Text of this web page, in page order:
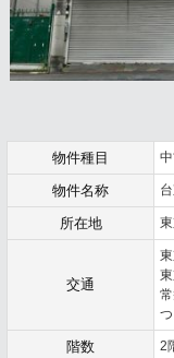
物件種目
物件名称
所在地
交通
階数 2